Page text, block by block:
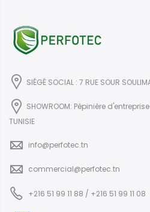
SIÉGÉ SOCIAL : 7 RUE SOUR
SHOWROOM: Pépinière
TUNISIE
info@perfotec.tn
commercial@perfotec.tn
+216 51 99 11 88 / +216 51 99 11 08